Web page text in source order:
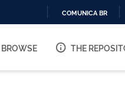
O
COMUNICA BR
BROWSE THE